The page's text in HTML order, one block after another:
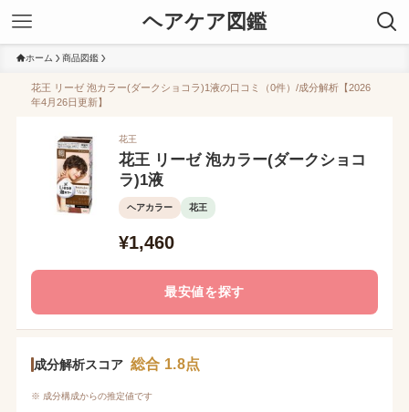
ヘアケア図鑑
ホーム 商品図鑑
花王 リーゼ 泡カラー(ダークショコラ)1液の口コミ（0件）/成分解析【2026
年4月26日更新】
花王
花王 リーゼ 泡カラー(ダークショコ
ラ)1液
ヘアカラー 花王
¥1,460
最安値を探す
成分解析スコア 総合 1.8点
※ 成分構成からの推定値です